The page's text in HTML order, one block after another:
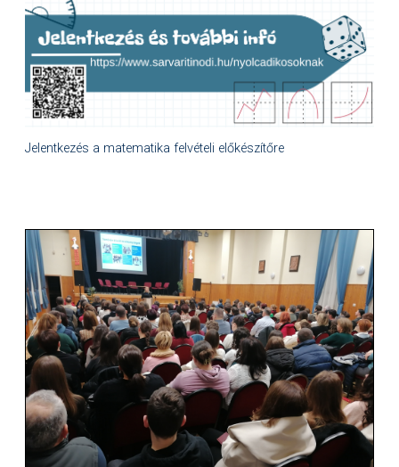
Jelentkezés a matematika felvételi előkészítőre